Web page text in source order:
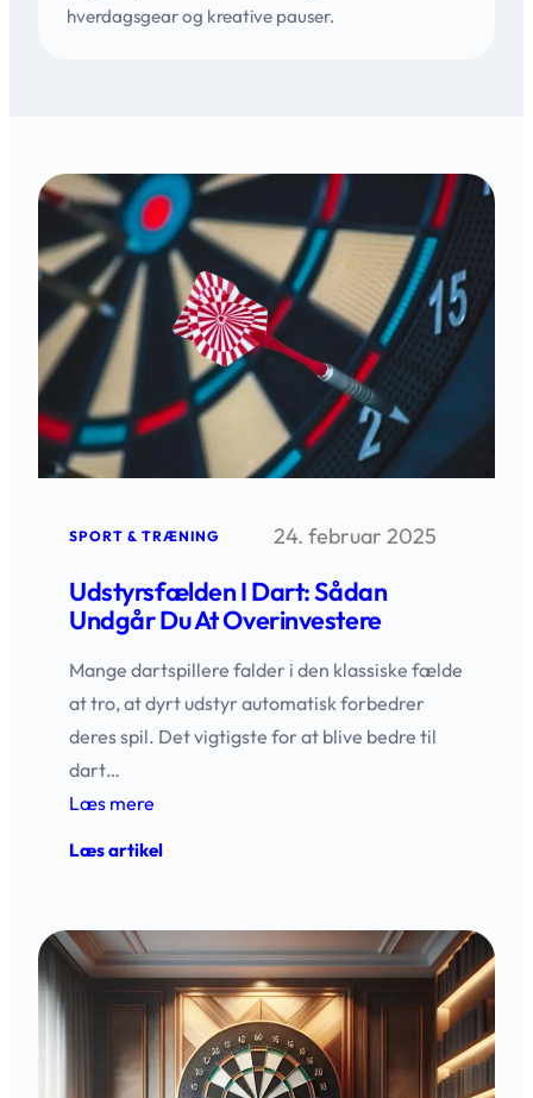
hverdagsgear og kreative pauser.
SPORT & TRÆNING 24. februar 2025
Udstyrsfælden I Dart: Sådan
Undgår Du At Overinvestere
Mange dartspillere falder i den klassiske fælde
at tro, at dyrt udstyr automatisk forbedrer
deres spil. Det vigtigste for at blive bedre til
dart…
Læs mere
Læs artikel:
undgår
du
at
overinvestere